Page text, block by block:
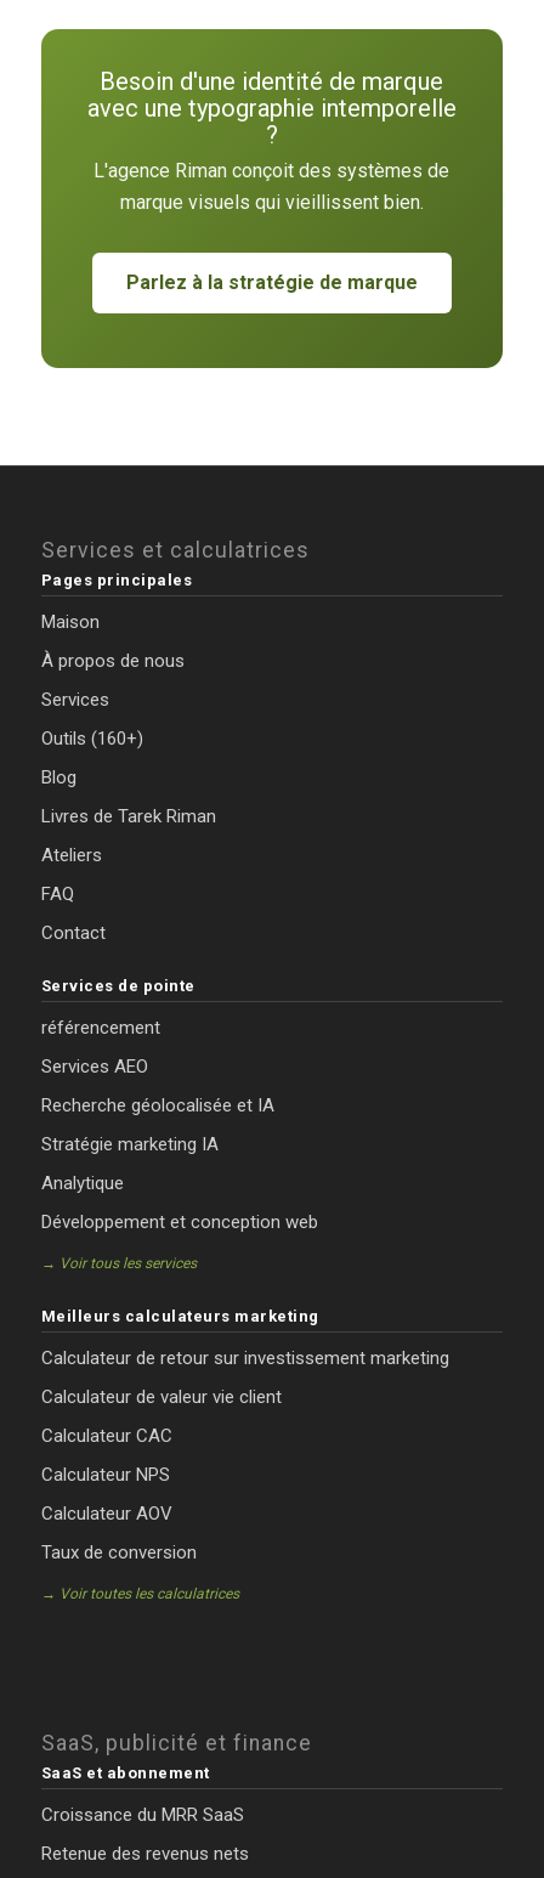
Besoin d'une identité de marque
avec une typographie intemporelle
?
L'agence Riman conçoit des systèmes de
marque visuels qui vieillissent bien.
Parlez à la stratégie de marque
Services et calculatrices
Pages principales
Maison
À propos de nous
Services
Outils (160+)
Blog
Livres de Tarek Riman
Ateliers
FAQ
Contact
Services de pointe
référencement
Services AEO
Recherche géolocalisée et IA
Stratégie marketing IA
Analytique
Développement et conception web
→ Voir tous les services
Meilleurs calculateurs marketing
Calculateur de retour sur investissement marketing
Calculateur de valeur vie client
Calculateur CAC
Calculateur NPS
Calculateur AOV
Taux de conversion
→ Voir toutes les calculatrices
SaaS, publicité et finance
SaaS et abonnement
Croissance du MRR SaaS
Retenue des revenus nets